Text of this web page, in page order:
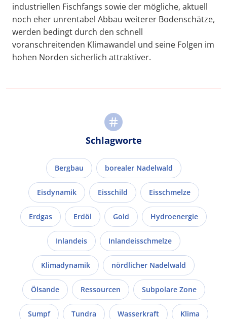
industriellen Fischfangs sowie der mögliche, aktuell
noch eher unrentabel Abbau weiterer Bodenschätze,
werden bedingt durch den schnell
voranschreitenden Klimawandel und seine Folgen im
hohen Norden sicherlich attraktiver.
Schlagworte
Bergbau borealer Nadelwald
Eisdynamik Eisschild Eisschmelze
Erdgas Erdöl Gold Hydroenergie
Inlandeis Inlandeisschmelze
Klimadynamik nördlicher Nadelwald
Ölsande Ressourcen Subpolare Zone
Sumpf Tundra Wasserkraft Klima